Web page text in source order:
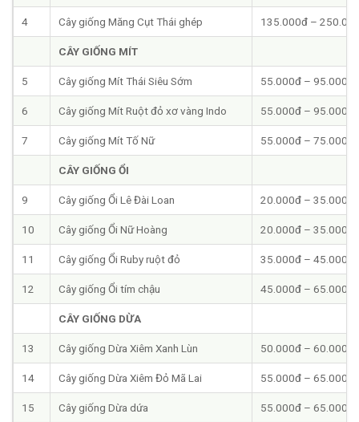
4 Cây giống Măng Cụt Thái ghép 135.000đ –
CÂY GIỐNG MÍT
5 Cây giống Mít Thái Siêu Sớm 55.000đ – 95.000đ
6 Cây giống Mít Ruột đỏ xơ vàng Indo 55.000đ – 95.000đ
7 Cây giống Mít Tố Nữ 55.000đ – 75.000đ
CÂY GIỐNG ỔI
9 Cây giống Ổi Lê Đài Loan 20.000đ – 35.000đ
10 Cây giống Ổi Nữ Hoàng 20.000đ – 35.000đ
11 Cây giống Ổi Ruby ruột đỏ 35.000đ – 45.000đ
12 Cây giống Ổi tím chậu 45.000đ – 65.000đ
CÂY GIỐNG DỪA
13 Cây giống Dừa Xiêm Xanh Lùn 50.000đ – 60.000đ
14 Cây giống Dừa Xiêm Đỏ Mã Lai 55.000đ – 65.000đ
15 Cây giống Dừa dứa 55.000đ – 65.000đ